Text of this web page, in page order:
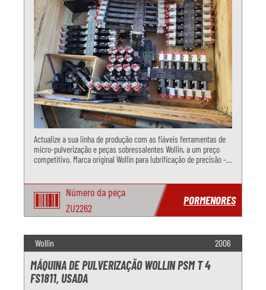
Actualize a sua linha de produção com as fiáveis ferramentas de
micro-pulverização e peças sobressalentes Wollin, a um preço
competitivo. Marca original Wollin para lubrificação de precisão -
Número da peça
ZU2262
PORMENORES
Wollin 2006
MÁQUINA DE PULVERIZAÇÃO WOLLIN PSM T 4
FS1811, USADA